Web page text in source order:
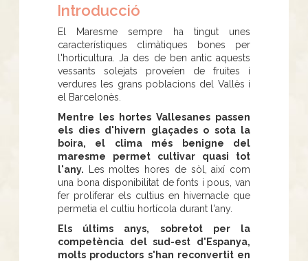
Introducció
El Maresme sempre ha tingut unes
característiques climàtiques bones per
l'horticultura. Ja des de ben antic aquests
vessants solejats proveïen de fruites i
verdures les grans poblacions del Vallès i
el Barcelonès.
Mentre les hortes Vallesanes passen
els dies d'hivern glaçades o sota la
boira, el clima més benigne del
maresme permet cultivar quasi tot
l'any. Les moltes hores de sòl, així com
una bona disponibilitat de fonts i pous, van
fer proliferar els cultius en hivernacle que
permetia el cultiu hortícola durant l'any.
Els últims anys, sobretot per la
competència del sud-est d'Espanya,
molts productors s'han reconvertit en